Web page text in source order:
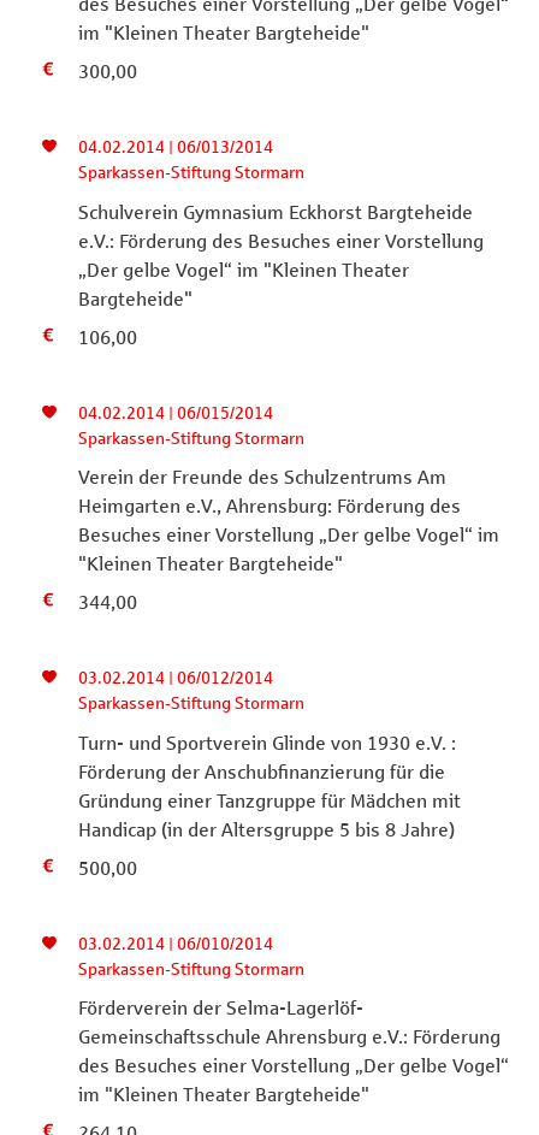
des Besuches einer Vorstellung „Der gelbe Vogel“
im "Kleinen Theater Bargteheide"
300,00
04.02.2014 | 06/013/2014
Sparkassen-Stiftung Stormarn
Schulverein Gymnasium Eckhorst Bargteheide
e.V.: Förderung des Besuches einer Vorstellung
„Der gelbe Vogel“ im "Kleinen Theater
Bargteheide"
106,00
04.02.2014 | 06/015/2014
Sparkassen-Stiftung Stormarn
Verein der Freunde des Schulzentrums Am
Heimgarten e.V., Ahrensburg: Förderung des
Besuches einer Vorstellung „Der gelbe Vogel“ im
"Kleinen Theater Bargteheide"
344,00
03.02.2014 | 06/012/2014
Sparkassen-Stiftung Stormarn
Turn- und Sportverein Glinde von 1930 e.V. :
Förderung der Anschubfinanzierung für die
Gründung einer Tanzgruppe für Mädchen mit
Handicap (in der Altersgruppe 5 bis 8 Jahre)
500,00
03.02.2014 | 06/010/2014
Sparkassen-Stiftung Stormarn
Förderverein der Selma-Lagerlöf-
Gemeinschaftsschule Ahrensburg e.V.: Förderung
des Besuches einer Vorstellung „Der gelbe Vogel“
im "Kleinen Theater Bargteheide"